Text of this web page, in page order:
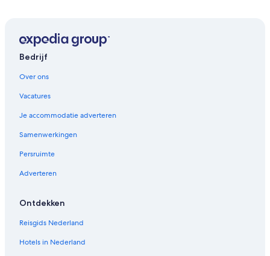
Bedrijf
Over ons
Vacatures
Je accommodatie adverteren
Samenwerkingen
Persruimte
Adverteren
Ontdekken
Reisgids Nederland
Hotels in Nederland